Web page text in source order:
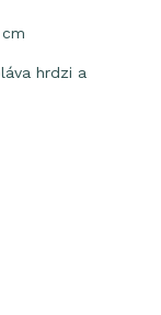
hrdzi a